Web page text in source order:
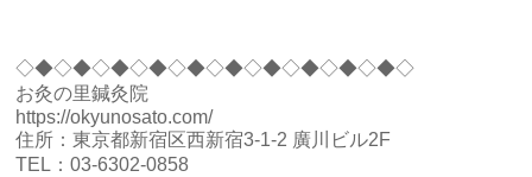
◇◆◇◆◇◆◇◆◇◆◇◆◇◆◇◆◇◆◇◆◇
お灸の里鍼灸院
https://okyunosato.com/
住所：東京都新宿区西新宿3-1-2 廣川ビル2F
TEL： 03-6302-0858